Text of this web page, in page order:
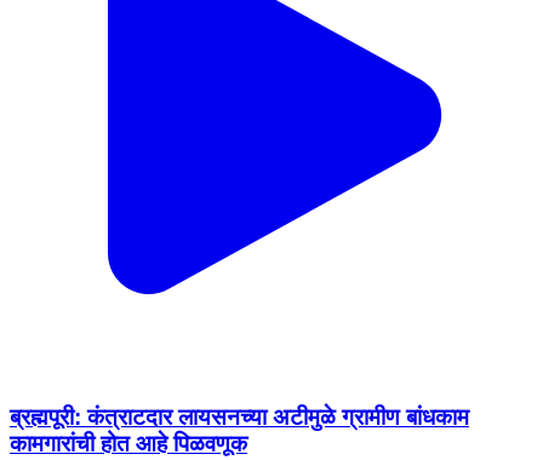
ब्रह्मपूरी: कंत्राटदार लायसनच्या अटीमुळे ग्रामीण बांधकाम
कामगारांची होत आहे पिळवणूक